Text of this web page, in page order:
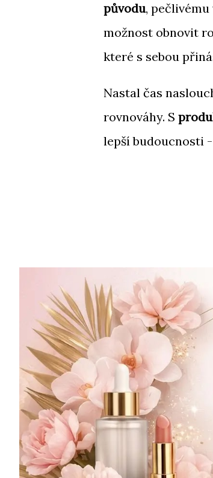
původu,
možnost obnovit
které s sebou
Nastal čas
rovnováhy. S
lepší budoucnosti